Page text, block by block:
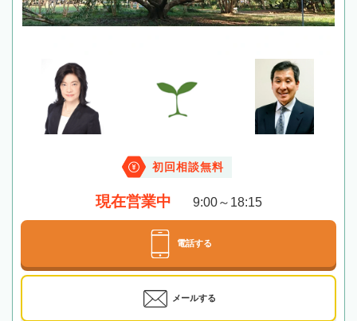
初回相談無料
現在営業中 9:00～18:15
電話する
メールする